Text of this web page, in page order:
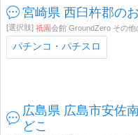
宮崎県 西臼杵郡の
祇園会館 GroundZero その他
パチンコ・パチスロ
広島県 広島市安佐
どこ